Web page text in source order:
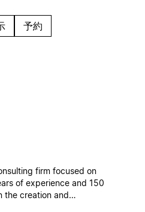
Salesforce partner.
governance.
予約
firm focused on
of experience and 150
the creation and